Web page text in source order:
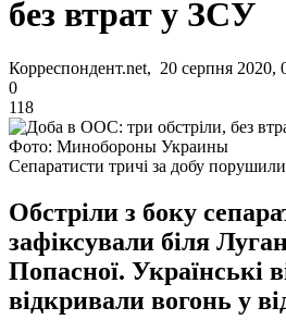
без втрат у ЗСУ
Корреспондент.net, 20 серпня 2020,
0
118
Фото: Минобороны Украины
Сепаратисти тричі за добу
Обстріли з боку
зафіксували біля
Попасної. Українські
відкривали вогонь у